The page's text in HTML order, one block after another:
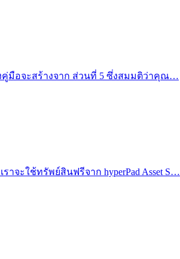
คู่มือจะสร้างจาก ส่วนที่ 5 ซึ่งสมมติว่าคุณ…
ะใช้ทรัพย์สินฟรีจาก hyperPad Asset S…